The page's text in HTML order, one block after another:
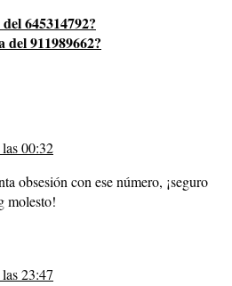
645314792?
del 911989662?
00:32
obsesión con ese número, ¡seguro
molesto!
23:47